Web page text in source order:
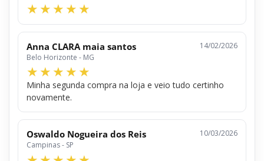
Anna CLARA maia santos
Belo Horizonte - MG
14/02/2026
Minha segunda compra na loja e veio tudo certinho
novamente.
Oswaldo Nogueira dos Reis
Campinas - SP
10/03/2026